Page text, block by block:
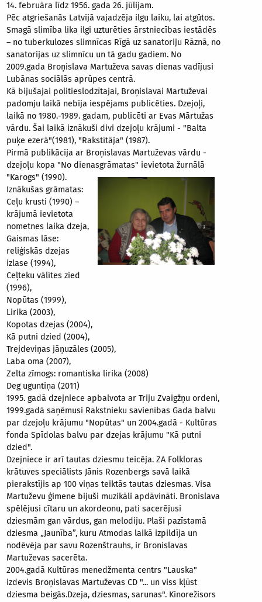
14. februāra līdz 1956. gada 26. jūlijam.
Pēc atgriešanās Latvijā vajadzēja ilgu laiku, lai atgūtos.
Smagā slimība lika ilgi uzturēties ārstniecības iestādēs
– no tuberkulozes slimnīcas Rīgā uz sanatoriju Rāznā, no
sanatorijas uz slimnīcu un tā gadu gadiem. No
2009.gada Broņislava Martuževa savas dienas vadījusi
Lubānas sociālās aprūpes centrā.
Kā bijušajai politieslodzītajai, Broņislavai Martuževai
padomju laikā nebija iespējams publicēties. Dzejoļi,
laikā no 1980.-1989. gadam, publicēti ar Evas Mārtužas
vārdu. Šai laikā iznākuši divi dzejoļu krājumi - "Balta
puķe ezerā"(1981), "Rakstītāja" (1987).
Pirmā publikācija ar Broņislavas Martuževas vārdu -
dzejoļu kopa "No dienasgrāmatas" ievietota žurnālā
"Karogs" (1990).
Iznākušas grāmatas:
Ceļu krusti (1990) –
krājumā ievietota
nometnes laika dzeja,
Gaismas lāse:
reliģiskās dzejas
izlase (1994),
Ceļteku vālītes zied
(1996),
Nopūtas (1999),
Lirika (2003),
Kopotas dzejas (2004),
Kā putni dzied (2004),
Trejdeviņas jāņuzāles (2005),
Laba oma (2007),
Zelta zīmogs: romantiska lirika (2008)
Deg uguntiņa (2011)
1995. gadā dzejniece apbalvota ar Triju Zvaigžņu ordeni,
1999.gadā saņēmusi Rakstnieku savienības Gada balvu
par dzejoļu krājumu "Nopūtas" un 2004.gadā - Kultūras
fonda Spīdolas balvu par dzejas krājumu "Kā putni
dzied".
Dzejniece ir arī tautas dziesmu teicēja. ZA Folkloras
krātuves speciālists Jānis Rozenbergs savā laikā
pierakstījis ap 100 viņas teiktās tautas dziesmas. Visa
Martuževu ģimene bijuši muzikāli apdāvināti. Bronislava
spēlējusi cītaru un akordeonu, pati sacerējusi
dziesmām gan vārdus, gan melodiju. Plaši pazīstamā
dziesma „Jaunība”, kuru Atmodas laikā izpildīja un
nodēvēja par savu Rozenštrauhs, ir Bronislavas
Martuževas sacerēta.
2004.gadā Kultūras menedžmenta centrs "Lauska"
izdevis Broņislavas Martuževas CD "... un viss kļūst
dziesma beigās.Dzeja, dziesmas, sarunas". Kinorežisors